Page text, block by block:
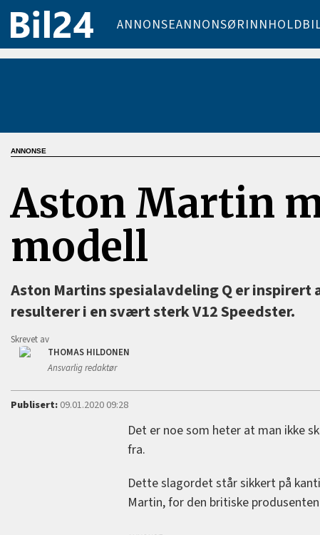
ANNONSEANNONSØRINNHOLD
Aston Martin
modell
Aston Martins spesialavdeling Q er inspirert
resulterer i en svært sterk V12 Speedster.
Skrevet av
THOMAS HILDONEN
Ansvarlig redaktør
Publisert:09.01.2020 09:28
Det er noe som heter at man ikke
fra.
Dette slagordet står sikkert på
Martin, for den britiske